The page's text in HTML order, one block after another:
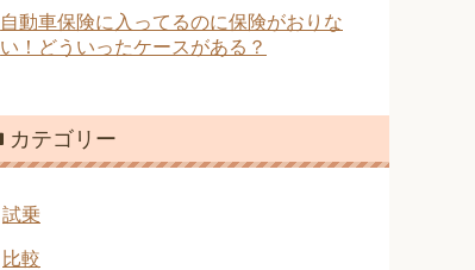
自動車保険に入ってるのに保険がおりな
い！どういったケースがある？
カテゴリー
試乗
比較